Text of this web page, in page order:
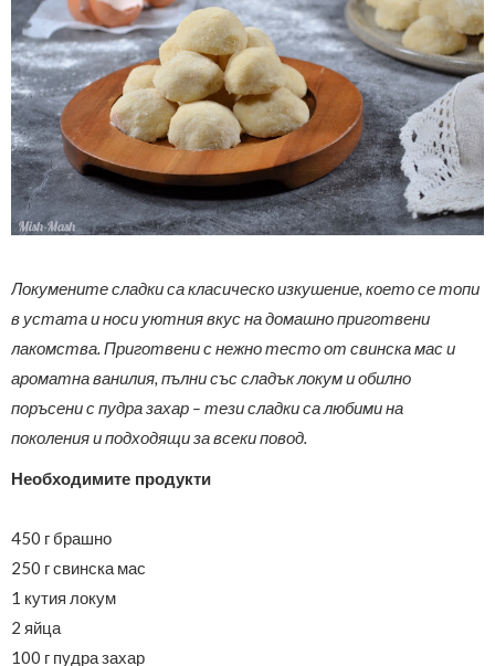
Локумените сладки са класическо изкушение, което се топи
в устата и носи уютния вкус на домашно приготвени
лакомства. Приготвени с нежно тесто от свинска мас и
ароматна ванилия, пълни със сладък локум и обилно
поръсени с пудра захар – тези сладки са любими на
поколения и подходящи за всеки повод.
Необходимите продукти
450 г брашно
250 г свинска мас
1 кутия локум
2 яйца
100 г пудра захар